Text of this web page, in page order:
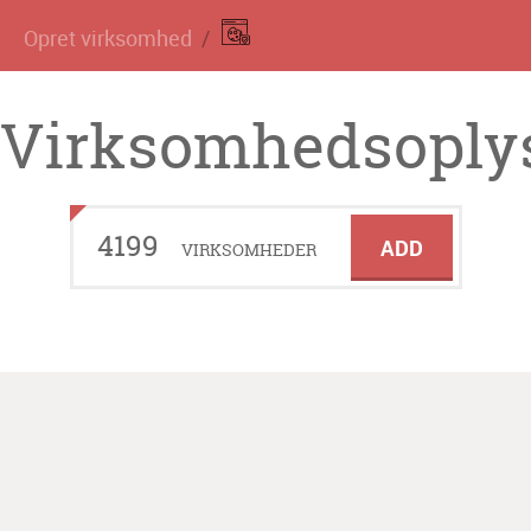
Opret virksomhed
4199 VIRKSOMHEDER ADD